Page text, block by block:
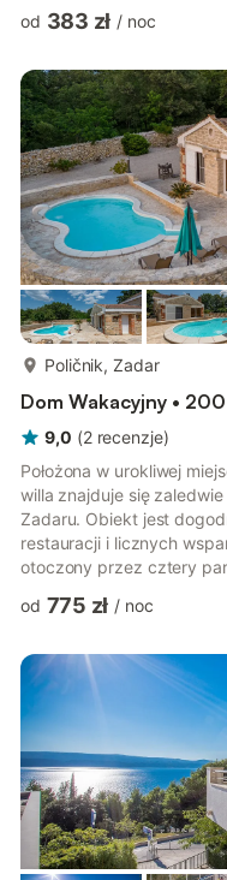
plaża, która znajduje się
od 383 zł / noc
Poličnik, Zadar
Dom Wakacyjny •
9,0 (2 recenzje)
Położona w urokliwej
willa znajduje się
Zadaru. Obiekt jest
restauracji i licznych
otoczony przez cztery
prezentuje się naprawdę
oliwnymi i winnicami,
przygotować posiłki na
grę w bule. Cała ...
od 775 zł / noc